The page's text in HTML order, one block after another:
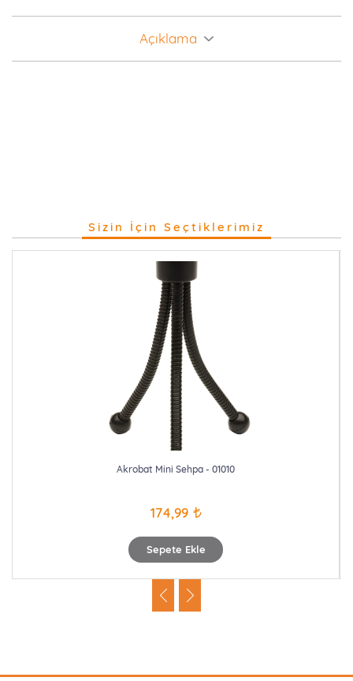
Açıklama
Sizin İçin Seçtiklerimiz
Sepete Ekle
Akrobat Mini Sehpa - 01010
174,99